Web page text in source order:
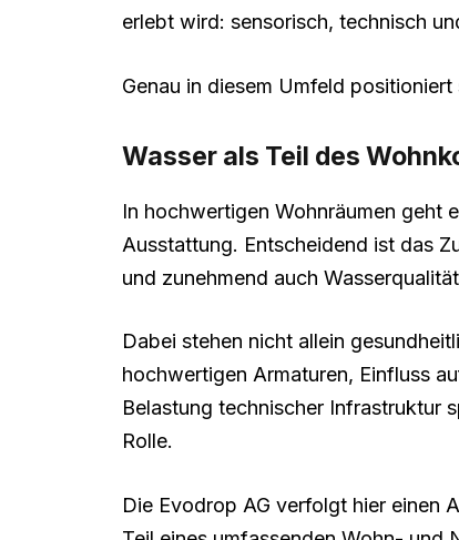
erlebt wird: sensorisch, technisch
Genau in diesem Umfeld
Wasser als Teil des
In hochwertigen Wohnräumen geht
Ausstattung. Entscheidend ist das
und zunehmend auch
Dabei stehen nicht allein
hochwertigen Armaturen, Einfluss
Belastung technischer Infrastruktur
Rolle.
Die Evodrop AG verfolgt hier einen